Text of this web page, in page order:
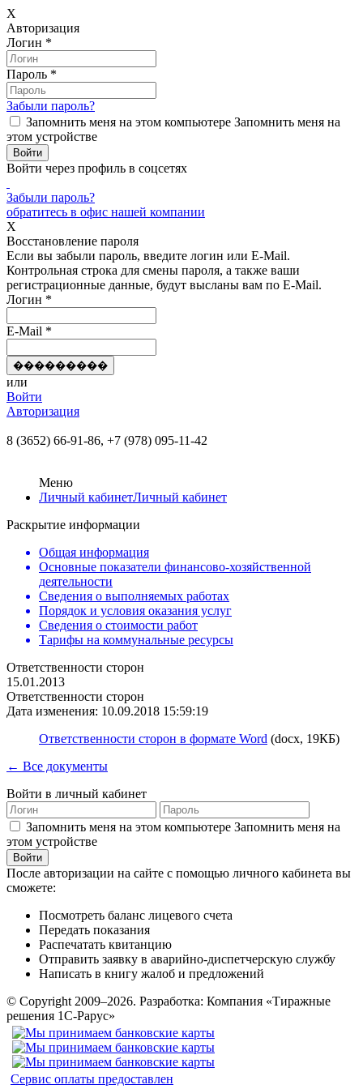
X
Авторизация
Логин *
Пароль *
Забыли пароль?
Запомнить меня на этом компьютере Запомнить меня на
этом устройстве
Войти через профиль в соцсетях
Забыли пароль?
обратитесь в офис нашей компании
X
Восстановление пароля
Если вы забыли пароль, введите логин или E-Mail.
Контрольная строка для смены пароля, а также ваши
регистрационные данные, будут высланы вам по E-Mail.
Логин *
E-Mail *
или
Войти
Авторизация
8 (3652) 66-91-86, +7 (978) 095-11-42
Меню
Личный кабинетЛичный кабинет
Раскрытие информации
Общая информация
Основные показатели финансово-хозяйственной
деятельности
Сведения о выполняемых работах
Порядок и условия оказания услуг
Сведения о стоимости работ
Тарифы на коммунальные ресурсы
Ответственности сторон
15.01.2013
Ответственности сторон
Дата изменения: 10.09.2018 15:59:19
Ответственности сторон в формате Word (docx, 19КБ)
← Все документы
Войти в личный кабинет
Запомнить меня на этом компьютере Запомнить меня на
этом устройстве
После авторизации на сайте с помощью личного кабинета вы
сможете:
Посмотреть баланс лицевого счета
Передать показания
Распечатать квитанцию
Отправить заявку в аварийно-диспетчерскую службу
Написать в книгу жалоб и предложений
© Copyright 2009–2026. Разработка: Компания «Тиражные
решения 1С-Рарус»
Сервис оплаты предоставлен